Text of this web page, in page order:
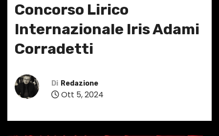
Concorso Lirico
Internazionale Iris Adami
Corradetti
Di Redazione
Ott 5, 2024